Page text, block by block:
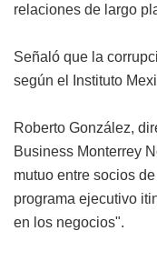
relaciones de largo
Señaló que la
según el Instituto
Roberto González,
Business Monterrey
mutuo entre socios
programa ejecutivo
en los negocios".